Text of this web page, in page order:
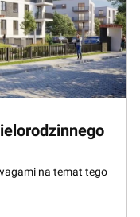
na temat tego